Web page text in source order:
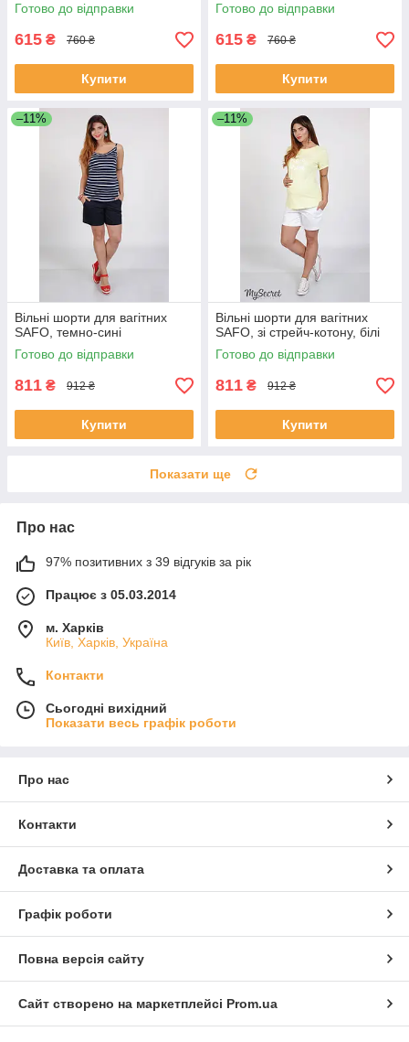
Готово до відправки
615 ₴ 760 ₴
Купити
Готово до відправки
615 ₴ 760 ₴
Купити
–11%
Вільні шорти для вагітних
SAFO, темно-сині
Готово до відправки
811 ₴ 912 ₴
Купити
–11%
Вільні шорти для вагітних
SAFO, зі стрейч-котону, білі
Готово до відправки
811 ₴ 912 ₴
Купити
Показати ще
Про нас
97% позитивних з 39 відгуків за рік
Працює з 05.03.2014
м. Харків
Київ, Харків, Україна
Контакти
Сьогодні вихідний
Показати весь графік роботи
Про нас
Контакти
Доставка та оплата
Графік роботи
Повна версія сайту
Сайт створено на маркетплейсі Prom.ua